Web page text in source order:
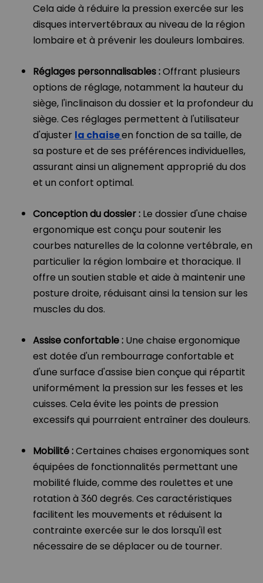
Cela aide à réduire la pression exercée sur les
disques intervertébraux au niveau de la région
lombaire et à prévenir les douleurs lombaires.
Réglages personnalisables :Offrant plusieurs
options de réglage, notamment la hauteur du
siège, l'inclinaison du dossier et la profondeur du
siège. Ces réglages permettent à l'utilisateur
d'ajuster la chaiseen fonction de sa taille, de
sa posture et de ses préférences individuelles,
assurant ainsi un alignement approprié du dos
et un confort optimal.
Conception du dossier : Le dossier d'une chaise
ergonomique est conçu pour soutenir les
courbes naturelles de la colonne vertébrale, en
particulier la région lombaire et thoracique. Il
offre un soutien stable et aide à maintenir une
posture droite, réduisant ainsi la tension sur les
muscles du dos.
Assise confortable : Une chaise ergonomique
est dotée d'un rembourrage confortable et
d'une surface d'assise bien conçue qui répartit
uniformément la pression sur les fesses et les
cuisses. Cela évite les points de pression
excessifs qui pourraient entraîner des douleurs.
Mobilité :Certaines chaises ergonomiques sont
équipées de fonctionnalités permettant une
mobilité fluide, comme des roulettes et une
rotation à 360 degrés. Ces caractéristiques
facilitent les mouvements et réduisent la
contrainte exercée sur le dos lorsqu'il est
nécessaire de se déplacer ou de tourner.